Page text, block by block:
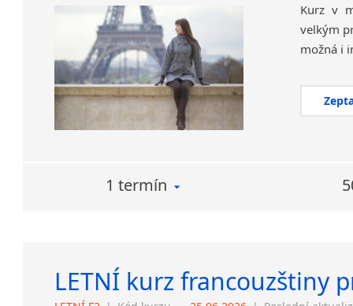
Kurz v
velkým
1 termín
LETNÍ kurz francouzštiny